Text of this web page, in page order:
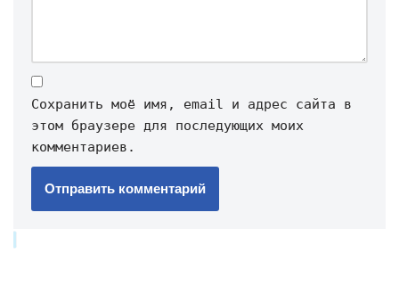
Сохранить моё имя, email и адрес сайта в
этом браузере для последующих моих
комментариев.